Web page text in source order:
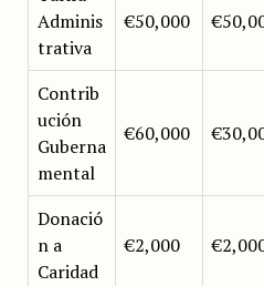
Adminis
trativa
€50,000
Contrib
ución
Guberna
mental
€60,000
Donació
n a
Caridad
€2,000